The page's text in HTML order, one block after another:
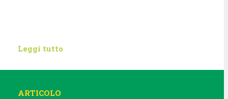
Leggi tutto
ARTICOLO